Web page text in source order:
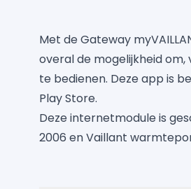
Met de Gateway
overal de mogelijkheid om,
te bedienen. Deze app is
Play Store.
Deze internetmodule is
2006 en Vaillant